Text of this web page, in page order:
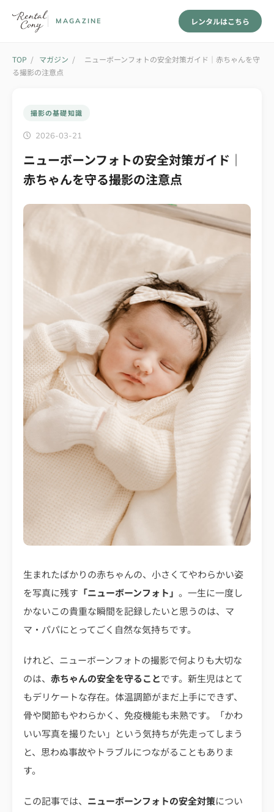
MAGAZINE レンタルはこちら
TOP / マガジン /
ニューボーンフォトの安全対策ガイド｜赤ちゃんを守
る撮影の注意点
撮影の基礎知識
2026-03-21
ニューボーンフォトの安全対策ガイド｜
赤ちゃんを守る撮影の注意点
生まれたばかりの赤ちゃんの、小さくてやわらかい姿
を写真に残す 「ニューボーンフォト」 。一生に一度し
かないこの貴重な瞬間を記録したいと思うのは、マ
マ・パパにとってごく自然な気持ちです。
けれど、ニューボーンフォトの撮影で何よりも大切な
のは、 赤ちゃんの安全を守ることです。新生児はとて
もデリケートな存在。体温調節がまだ上手にできず、
骨や関節もやわらかく、免疫機能も未熟です。「かわ
いい写真を撮りたい」という気持ちが先走ってしまう
と、思わぬ事故やトラブルにつながることもありま
す。
この記事では、 ニューボーンフォトの安全対策につい